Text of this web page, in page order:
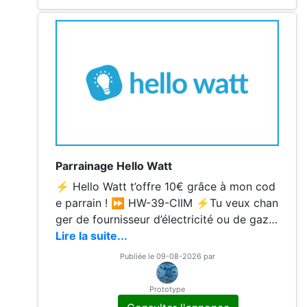
40€ de prime avec
Parrainage Hello Watt
⚡️ Hello Watt t’offre 10€ grâce à mon cod
e parrain ! ⏩ HW-39-CIIM ⚡️Tu veux chan
ger de fournisseur d’électricité ou de gaz e
t faire des économies ? Compare les offre
s gratuitement avec Hello Watt et reçois u
ne prime de 10€ grâce au parrainage ! ⏩
Code parrain : HW-39-CIIM ⭐ Comment p
rofiter du bonus ? 1️⃣Souscrivez un contrat
Lire la suite...
Publiée le 09-08-2026 par
Prototype